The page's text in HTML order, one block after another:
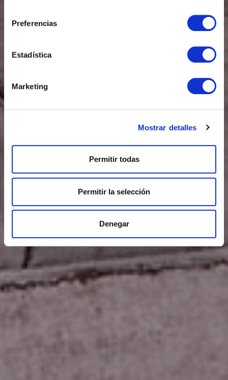
Preferencias
Estadística
Marketing
Mostrar detalles
Permitir todas
Permitir la selección
Denegar